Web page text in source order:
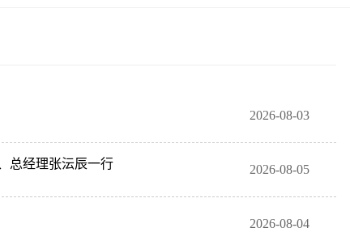
2026-08-03
总经理张沄辰一行 2026-08-05
2026-08-04